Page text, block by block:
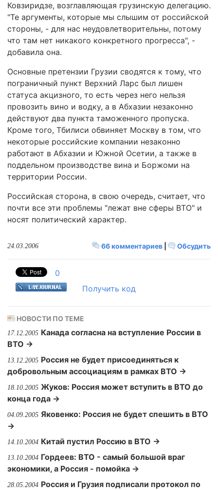
Ковзиридзе, возглавляющая грузинскую делегацию.
"Те аргументы, которые мы слышим от российской
стороны, - для нас неудовлетворительны, потому
что там нет никакого конкретного прогресса", -
добавила она.
Основные претензии Грузии сводятся к тому, что
пограничный пункт Верхний Ларс был лишен
статуса акцизного, то есть через него нельзя
провозить вино и водку, а в Абхазии незаконно
действуют два пункта таможенного пропуска.
Кроме того, Тбилиси обвиняет Москву в том, что
некоторые российские компании незаконно
работают в Абхазии и Южной Осетии, а также в
поддельном производстве вина и Боржоми на
территории России.
Российская сторона, в свою очередь, считает, что
почти все эти проблемы "лежат вне сферы ВТО" и
носят политический характер.
66 комментариев Обсудить
24.03.2006
0
Получить код
НОВОСТИ ПО ТЕМЕ
17.12.2005 Канада согласна на вступление России в
ВТО →
13.12.2005 Россия не будет присоединяться к
добровольным ассоциациям в рамках ВТО →
18.10.2005 Жуков: Россия может вступить в ВТО до
конца года →
04.09.2005 Яковенко: Россия не будет спешить в ВТО
→
14.10.2004 Китай пустил Россию в ВТО →
13.10.2004 Гордеев: ВТО - самый большой враг
экономики, а Россия - помойка →
28.05.2004 Россия и Грузия подписали протокол по